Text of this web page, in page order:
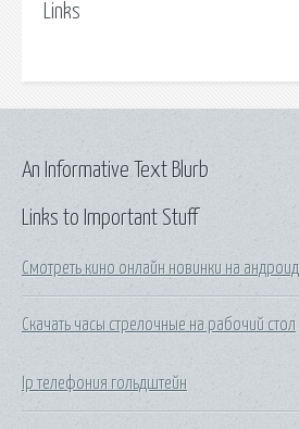
Links
Links to Important Stuff
Смотреть кино онлайн новинки на андроид
Скачать часы стрелочные на рабочий стол
Ip телефония гольдштейн
An Informative Text Blurb